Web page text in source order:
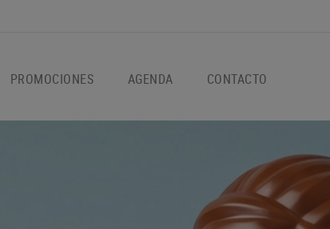
PROMOCIONES AGENDA CONTACTO